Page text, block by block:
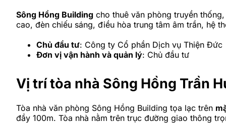
Sông Hồng Building cho thuê văn phòng truyền
cao, đèn chiếu sáng, điều hòa trung tâm âm trần, hệ
Chủ đầu tư: Công ty Cổ phần Dịch vụ Thiện Đức
Đơn vị vận hành và quản lý: Chủ đầu tư
Vị trí tòa nhà Sông Hồng Trần
Tòa nhà văn phòng Sông Hồng Building tọa lạc trên
đầy 100m. Tòa nhà nằm trên trục đường giao thông